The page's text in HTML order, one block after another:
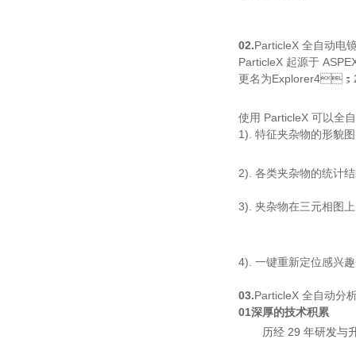
02.ParticleX 全自动电
ParticleX 起源于
更名为Explorer4；
使用 ParticleX 可以全自
1). 特征夹杂物的形貌图片
2). 各类夹杂物的统计结果
3). 夹杂物在三元相图
4). 一键重新定位感兴趣
03.ParticleX 全自动分
01深厚的技术积累
历经 29 年研发与升